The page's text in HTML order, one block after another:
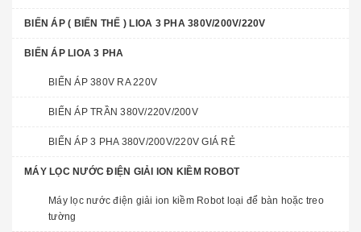
BIẾN ÁP ( BIẾN THẾ ) LIOA 3 PHA 380V/200V/220V
BIẾN ÁP LIOA 3 PHA
BIẾN ÁP 380V RA 220V
BIẾN ÁP TRẦN 380V/220V/200V
BIẾN ÁP 3 PHA 380V/200V/220V GIÁ RẺ
MÁY LỌC NƯỚC ĐIỆN GIẢI ION KIỀM ROBOT
Máy lọc nước điện giải ion kiềm Robot loại để bàn hoặc treo
tường